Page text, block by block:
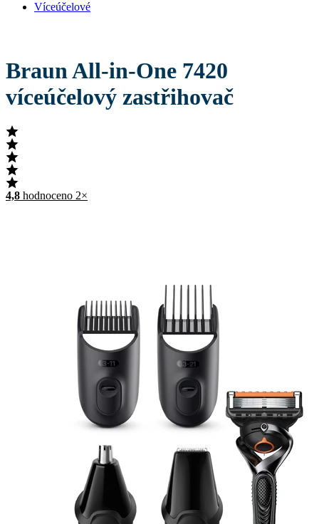
Víceúčelové
Braun All-in-One 7420
víceúčelový zastřihovač
4,8 hodnoceno 2×